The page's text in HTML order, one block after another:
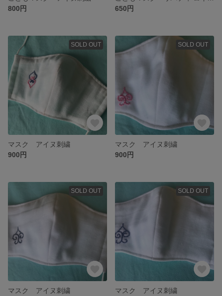
800円
650円
SOLD OUT
マスク アイヌ刺繍
900円
SOLD OUT
マスク アイヌ刺繍
900円
SOLD OUT
マスク アイヌ刺繍
SOLD OUT
マスク アイヌ刺繍